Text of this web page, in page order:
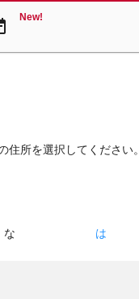
New!
住所を選択してください。
な は